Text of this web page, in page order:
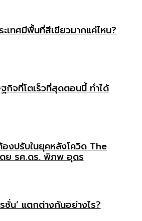
เทศมีพื้นที่สีเขียวมากแค่ไหน?
ฐกิจที่โตเร็วที่สุดตอนนี้ ทำได้
งปรับในยุคหลังโควิด The
ย รศ.ดร. พิภพ อุดร
ชั่น’ แตกต่างกันอย่างไร?